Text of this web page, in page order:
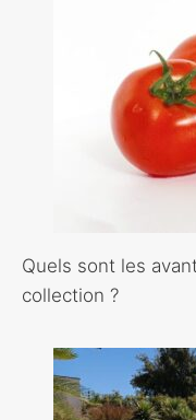
Quels sont les
collection ?